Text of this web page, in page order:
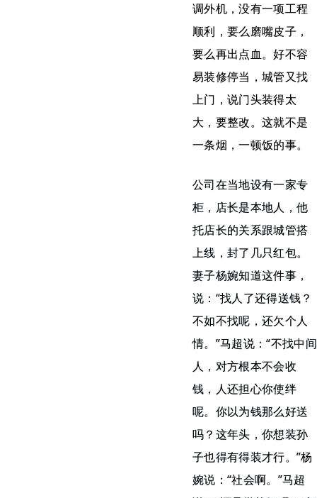
调外机，没有一项工程
顺利，要么磨嘴皮子，
要么再出点血。好不容
易装修停当，城管又找
上门，说门头装得太
大，要整改。这就不是
一条烟，一顿饭的事。
公司在当地设有一家专
柜，店长是本地人，他
托店长的关系跟城管搭
上线，封了几只红包。
妻子杨婉知道这件事，
说：“找人了还得送钱？
不如不找呢，还欠个人
情。”马超说：“不找中间
人，对方根本不会收
钱，人还担心你使绊
呢。你以为钱那么好送
吗？这年头，你想装孙
子也得有得装才行。”杨
婉说：“社会啊。”马超